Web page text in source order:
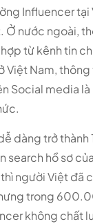
Influencer
Ở nước ngoài,
từ kênh tin
Việt Nam,
Social media
dàng trở thành
search hồ sơ
người Việt đã
trong
không chất